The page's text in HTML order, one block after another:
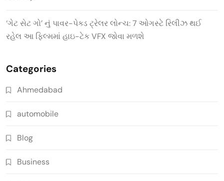
‘ગેટ સેટ ગો’ નું પાવર-પેક્ડ ટ્રેલર લોન્ચ: 7 ઓગસ્ટે રિલીઝ થઈ
રહેલ આ ફિલ્મમાં હાઇ-ટેક VFX જોવા મળશે
Categories
Ahmedabad
automobile
Blog
Business